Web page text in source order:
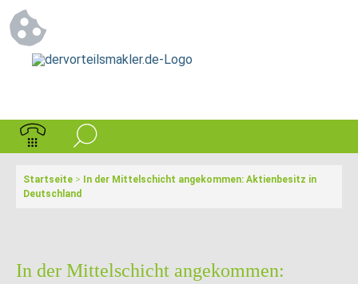
Startseite >
In der Mittelschicht angekommen: Aktienbesitz in
Deutschland
In der Mittelschicht angekommen: